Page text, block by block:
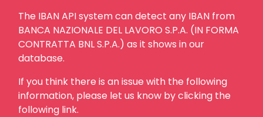
The IBAN API system can detect any IBAN from
BANCA NAZIONALE DEL LAVORO S.P.A. (IN FORMA
CONTRATTA BNL S.P.A.) as it shows in our
database.
If you think there is an issue with the following
information, please let us know by clicking the
following link.